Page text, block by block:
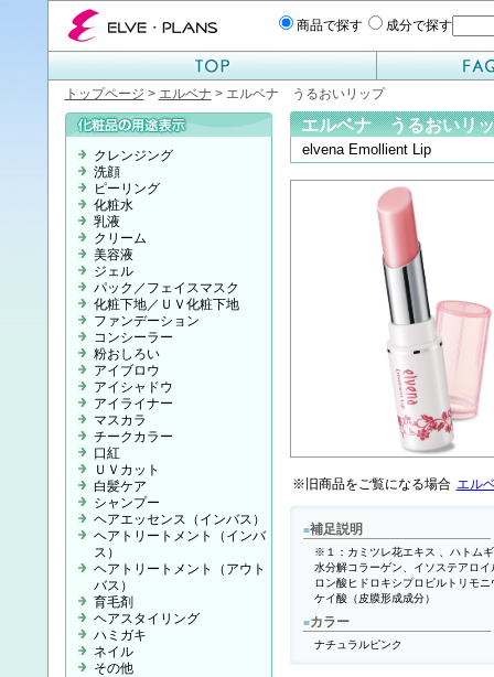
エルベプランズ ELVE-PLANS
商品で探す 成分で探す
トップページ > エルベナ > エルベナ うるおいリップ
エルベナ うるおいリ
elvena Emollient Lip
※旧商品をご覧になる場合 エル
■補足説明
※１：カミツレ花エキス 、ハトム
水分解コラーゲン、イソステアロ
ロン酸ヒドロキシプロピルトリモ
ケイ酸（皮膜形成成分）
■カラー
ナチュラルピンク
クレンジング
洗顔
ピーリング
化粧水
乳液
クリーム
美容液
ジェル
パック／フェイスマスク
化粧下地／ＵＶ化粧下地
ファンデーション
コンシーラー
粉おしろい
アイブロウ
アイシャドウ
アイライナー
マスカラ
チークカラー
口紅
ＵＶカット
白髪ケア
シャンプー
ヘアエッセンス（インバス）
ヘアトリートメント（インバ
ス）
ヘアトリートメント（アウト
バス）
育毛剤
ヘアスタイリング
ハミガキ
ネイル
その他